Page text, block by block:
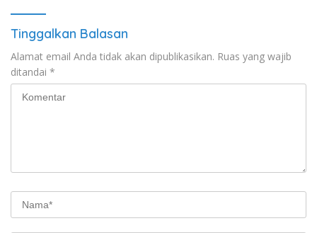
Tinggalkan Balasan
Alamat email Anda tidak akan dipublikasikan. Ruas yang wajib
ditandai *